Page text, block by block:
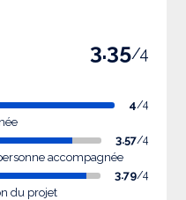
3.35/4
4/4
3.57/4
accompagnée
3.79/4
du projet